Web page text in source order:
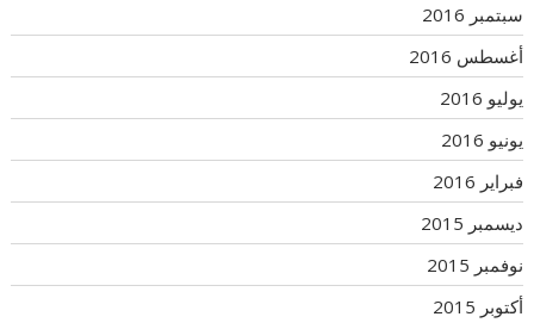
سبتمبر 2016
أغسطس 2016
يوليو 2016
يونيو 2016
فبراير 2016
ديسمبر 2015
نوفمبر 2015
أكتوبر 2015